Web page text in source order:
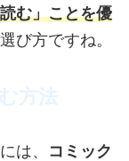
む」ことを優
び方ですね。
方法
は、 コミック